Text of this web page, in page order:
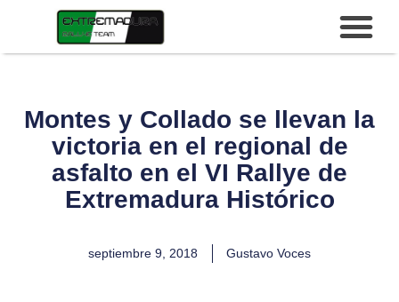
Montes y Collado se llevan la
victoria en el regional de
asfalto en el VI Rallye de
Extremadura Histórico
septiembre 9, 2018 Gustavo Voces